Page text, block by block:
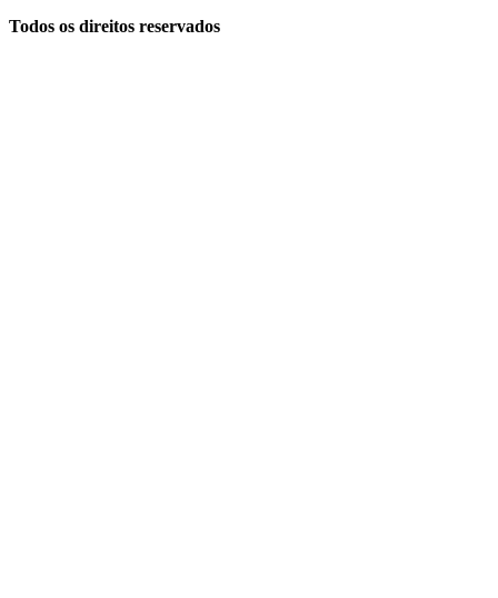
Todos os direitos reservados